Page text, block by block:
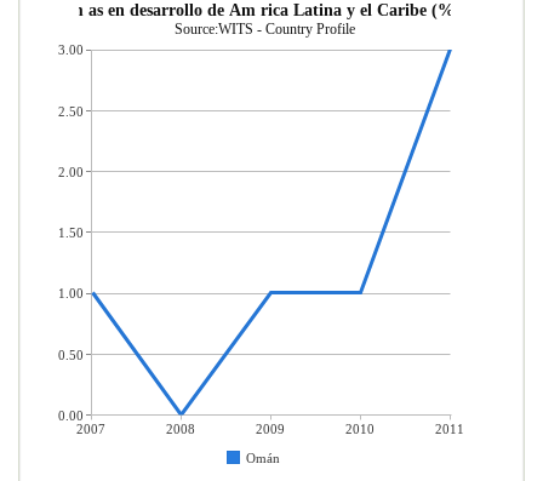
econom as en desarrollo de Am rica Latina y el Caribe (% del total
Source:WITS - Country Profile
2007 2008 2009 2010
2011
Omán
3.00
2.50
2.00
1.50
1.00
0.50
0.00